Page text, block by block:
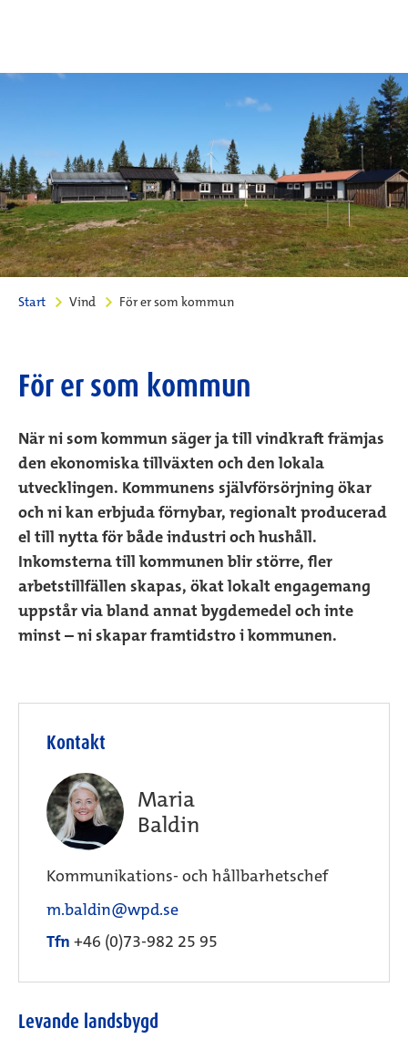
Start Vind För er som kommun
För er som kommun
När ni som kommun säger ja till vindkraft främjas
den ekonomiska tillväxten och den lokala
utvecklingen. Kommunens självförsörjning ökar
och ni kan erbjuda förnybar, regionalt producerad
el till nytta för både industri och hushåll.
Inkomsterna till kommunen blir större, fler
arbetstillfällen skapas, ökat lokalt engagemang
uppstår via bland annat bygdemedel och inte
minst – ni skapar framtidstro i kommunen.
Kontakt
Maria
Baldin
Kommunikations- och hållbarhetschef
m.baldin@wpd.se
Tfn +46 (0)73-982 25 95
Levande landsbygd